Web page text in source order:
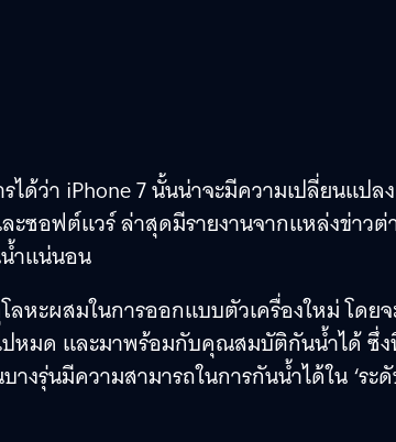
ด้ว่า iPhone 7 นั้นน่าจะมีความเปลี่ยนแปลง
ซอฟต์แวร์ ล่าสุดมีรายงานจากแหล่งข่าวต่
ำแน่นอน
ลหะผสมในการออกแบบตัวเครื่องใหม่ โดย
หมด และมาพร้อมกับคุณสมบัติกันน้ำได้ ซึ่
รุ่นมีความสามารถในการกันน้ำได้ใน ‘ระ